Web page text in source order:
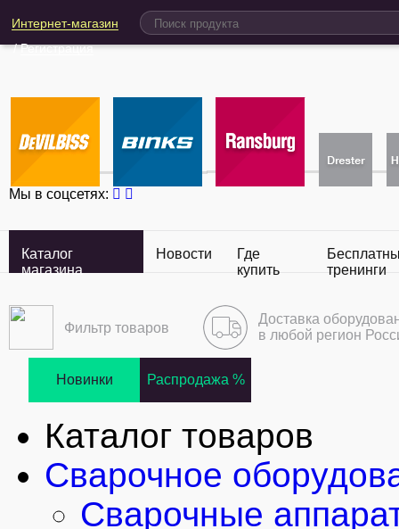
Интернет-магазин
/Регистрация
Мы в соцсетях:
Каталог
магазина
Новости
Где
купить
тренинги
Фильтр товаров
Доставка
в любой регион
Новинки Распродажа %
Каталог товаров
Сварочное
Сварочные